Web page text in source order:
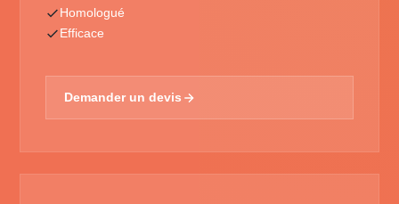
Homologué
Efficace
Demander un devis